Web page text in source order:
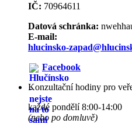
IČ: 70964611
Datová schránka:
E-mail:
hlucinsko-
Facebook
Konzultační hodiny pro
každé pondělí 8:00-14:00
(nebo po domluvě)